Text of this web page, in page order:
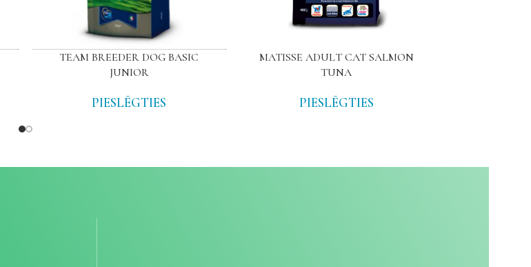
TEAM BREEDER DOG BASIC
JUNIOR
PIESLĒGTIES
MATISSE ADULT CAT SALMON
TUNA
PIESLĒGTIES